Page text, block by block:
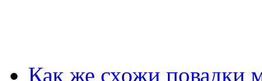
Как же схожи повадки